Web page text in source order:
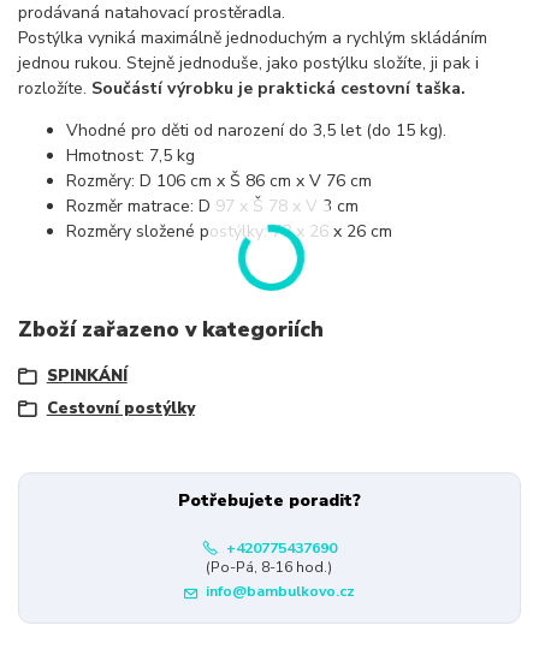
prodávaná natahovací prostěradla.
Postýlka vyniká maximálně jednoduchým a rychlým skládáním
jednou rukou. Stejně jednoduše, jako postýlku složíte, ji pak i
rozložíte. Součástí výrobku je praktická cestovní taška.
Vhodné pro děti od narození do 3,5 let (do 15 kg).
Hmotnost: 7,5 kg
Rozměry: D 106 cm x Š 86 cm x V 76 cm
Rozměr matrace: D 97 x Š 78 x V 3 cm
Rozměry složené postýlky: 78 x 26 x 26 cm
Zboží zařazeno v kategoriích
SPINKÁNÍ
Cestovní postýlky
Potřebujete poradit?
+420775437690
(Po-Pá, 8-16 hod.)
info@bambulkovo.cz